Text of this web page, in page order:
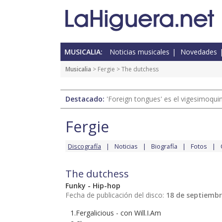
MUSICALIA: Noticias musicales Novedades
Musicalia > Fergie > The dutchess
Destacado: 'Foreign tongues' es el
Fergie
Discografía Noticias Biografía Fotos
The dutchess
Funky - Hip-hop
Fecha de publicación del disco: 18 de
1.Fergalicious - con Will.I.Am